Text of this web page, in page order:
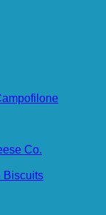
Co.
Biscuits